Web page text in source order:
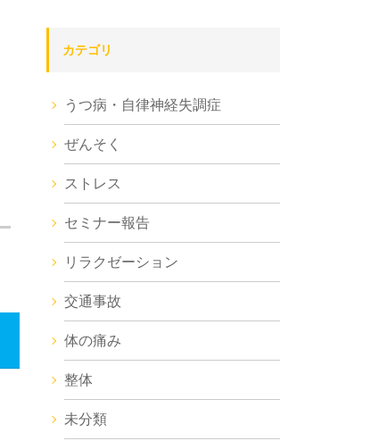
カテゴリ
うつ病・自律神経失調症
ぜんそく
ストレス
セミナー報告
リラクゼーション
交通事故
体の痛み
整体
未分類